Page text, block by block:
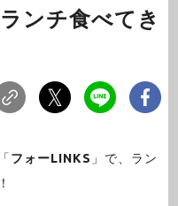
ンチ食べてき
フォーLINKS 」で、ラン